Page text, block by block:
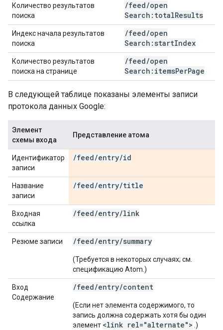
Количество результатов
поиска
/feed/open
Search:totalResults
Индекс начала результатов
поиска
/feed/open
Search:startIndex
Количество результатов
поиска на странице
/feed/open
Search:itemsPerPage
В следующей таблице показаны элементы записи
протокола данных Google:
Элемент
схемы входа
Представление атома
Идентификатор
записи
/feed/entry/id
Название
записи
/feed/entry/title
Входная
ссылка
/feed/entry/link
Резюме записи /feed/entry/summary
(Требуется в некоторых случаях; см.
спецификацию Atom.)
Вход
Содержание
/feed/entry/content
(Если нет элемента содержимого, то
запись должна содержать хотя бы один
элемент <link rel="alternate"> .)